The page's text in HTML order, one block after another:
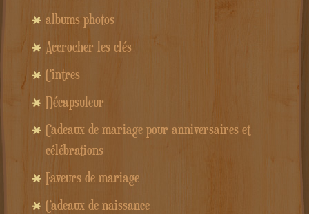
albums photos
Accrocher les clés
Cintres
Décapsuleur
Cadeaux de mariage pour anniversaires et
célébrations
Faveurs de mariage
Cadeaux de naissance